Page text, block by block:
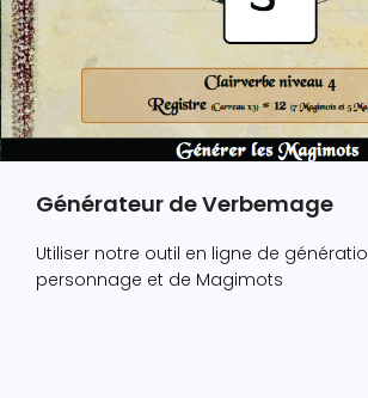
Générateur de Verbemage
Utiliser notre outil en ligne de
personnage et de Magimots